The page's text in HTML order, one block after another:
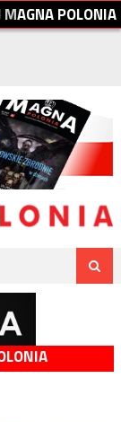
MAGNAPOLONIA